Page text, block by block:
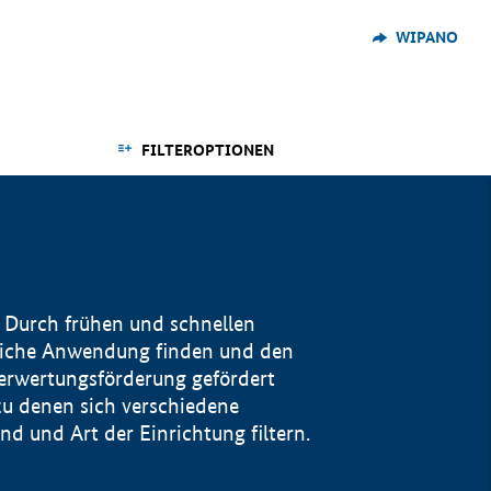
WIPANO
FILTEROPTIONEN
frühen und schnellen
Anwendung finden und den
gefördert
denen sich verschiedene
und Art der Einrichtung filtern.